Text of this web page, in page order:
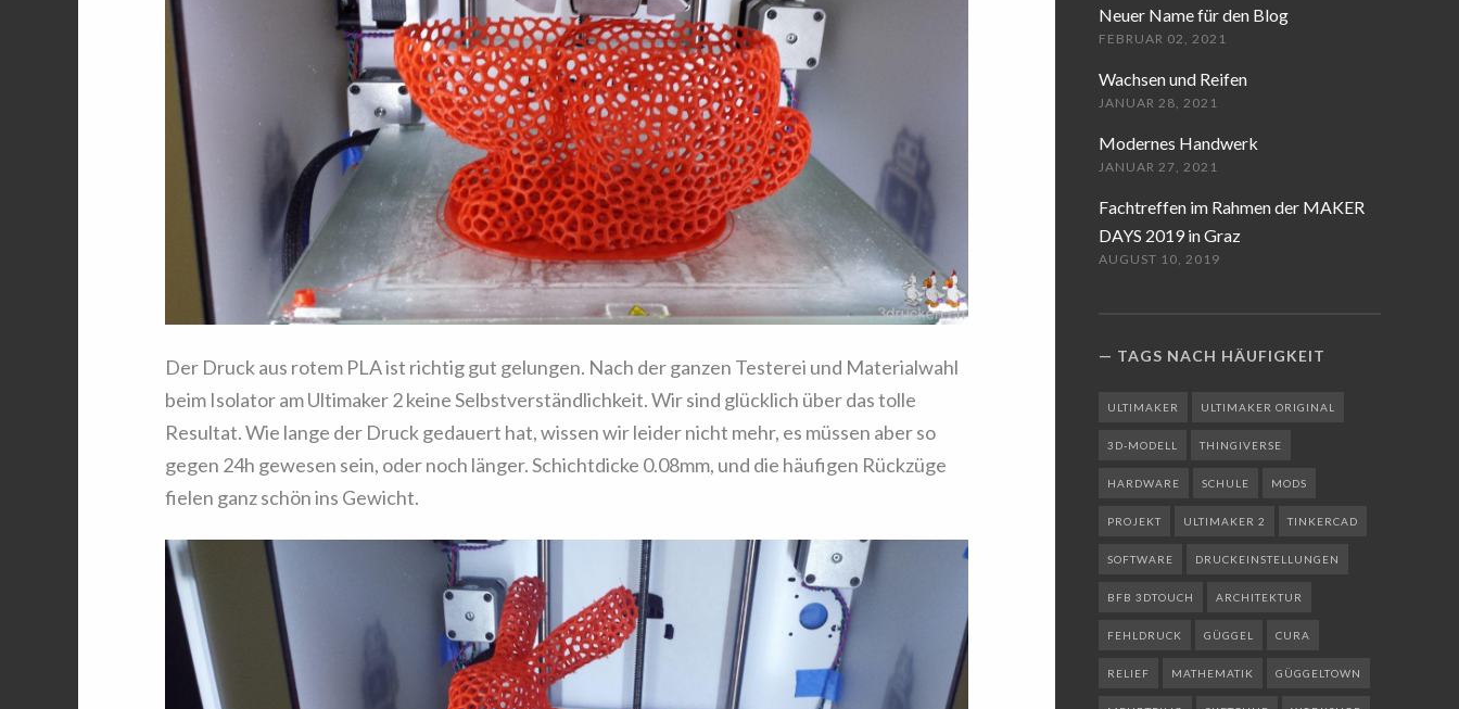
Der Druck aus rotem PLA ist richtig gut gelungen. Nach der ganzen Testerei und Materialwahl
beim Isolator am Ultimaker 2 keine Selbstverständlichkeit. Wir sind glücklich über das tolle
Resultat. Wie lange der Druck gedauert hat, wissen wir leider nicht mehr, es müssen aber so
gegen 24h gewesen sein, oder noch länger. Schichtdicke 0.08mm, und die häufigen Rückzüge
fielen ganz schön ins Gewicht.
Neuer Name für den Blog
FEBRUAR 02, 2021
Wachsen und Reifen
JANUAR 28, 2021
Modernes Handwerk
JANUAR 27, 2021
Fachtreffen im Rahmen der MAKER
DAYS 2019 in Graz
AUGUST 10, 2019
TAGS NACH HÄUFIGKEIT
ULTIMAKER ULTIMAKER ORIGINAL
3D-MODELL THINGIVERSE
HARDWARE SCHULE MODS
PROJEKT ULTIMAKER 2 TINKERCAD
SOFTWARE DRUCKEINSTELLUNGEN
BFB 3DTOUCH ARCHITEKTUR
FEHLDRUCK GÜGGEL CURA
RELIEF MATHEMATIK GÜGGELTOWN